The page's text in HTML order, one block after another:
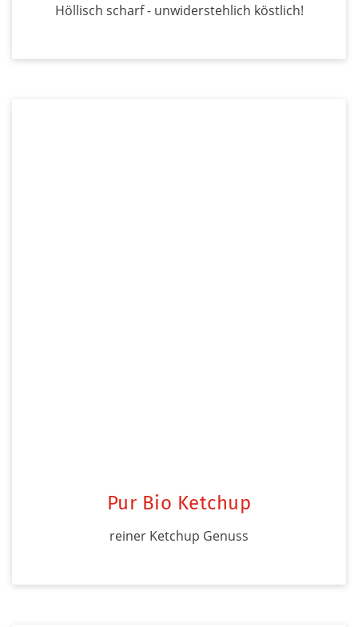
Höllisch scharf - unwiderstehlich köstlich!
Pur Bio Ketchup
reiner Ketchup Genuss